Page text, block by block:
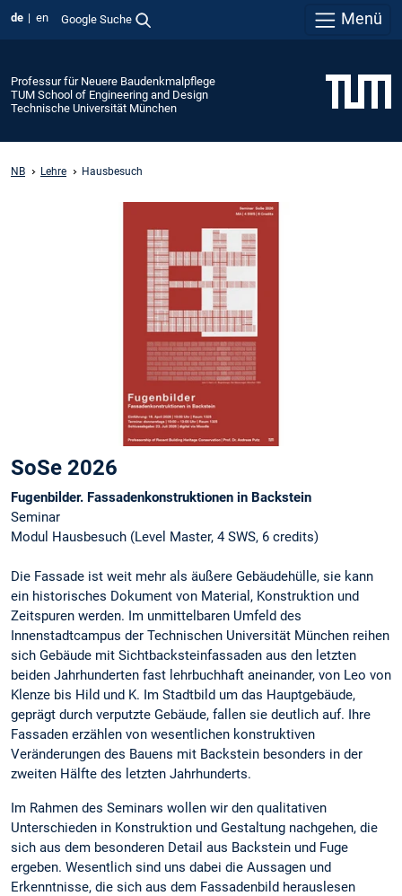
de en Google Suche Menü
Professur für Neuere Baudenkmalpflege
TUM School of Engineering and Design
Technische Universität München
NB Lehre Hausbesuch
SoSe 2026
Fugenbilder. Fassadenkonstruktionen in Backstein
Seminar
Modul Hausbesuch (Level Master, 4 SWS, 6 credits)
Die Fassade ist weit mehr als äußere Gebäudehülle, sie kann
ein historisches Dokument von Material, Konstruktion und
Zeitspuren werden. Im unmittelbaren Umfeld des
Innenstadtcampus der Technischen Universität München reihen
sich Gebäude mit Sichtbacksteinfassaden aus den letzten
beiden Jahrhunderten fast lehrbuchhaft aneinander, von Leo von
Klenze bis Hild und K. Im Stadtbild um das Hauptgebäude,
geprägt durch verputzte Gebäude, fallen sie deutlich auf. Ihre
Fassaden erzählen von wesentlichen konstruktiven
Veränderungen des Bauens mit Backstein besonders in der
zweiten Hälfte des letzten Jahrhunderts.
Im Rahmen des Seminars wollen wir den qualitativen
Unterschieden in Konstruktion und Gestaltung nachgehen, die
sich aus dem besonderen Detail aus Backstein und Fuge
ergeben. Wesentlich sind uns dabei die Aussagen und
Erkenntnisse, die sich aus dem Fassadenbild herauslesen